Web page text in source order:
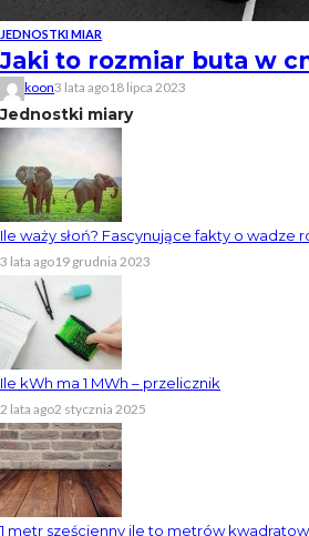
JEDNOSTKI MIAR
Jaki to rozmiar buta w
koon3 lata ago18 lipca 2023
Jednostki miary
Ile waży słoń? Fascynujące fakty o wadze
3 lata ago19 grudnia 2023
Ile kWh ma 1 MWh – przelicznik
2 lata ago2 stycznia 2025
1 metr sześcienny ile to metrów